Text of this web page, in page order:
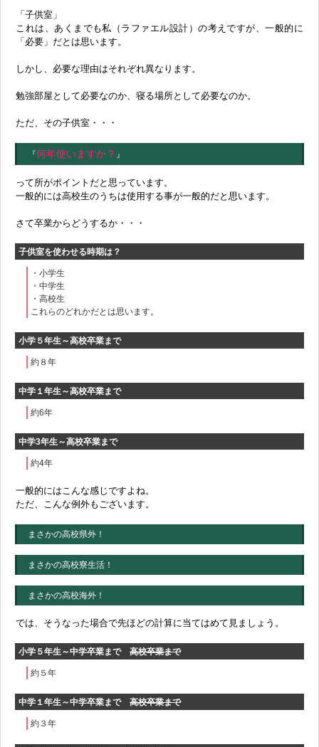
「子供室」
これは、あくまでも私（ラファエル設計）の考えですが、一般的に
「必要」だとは思います。
しかし、必要な理由はそれぞれ異なります。
勉強部屋として必要なのか、寝る場所として必要なのか。
ただ、その子供室・・・
『何年使いますか？ 』
って所がポイントだと思っています。
一般的には高校生のうちは使用する事が一般的だと思います。
さて卒業からどうするか・・・
子供室を使わせる時期は？
・小学生
・中学生
・高校生
これらのどれかだとは思います。
小学５年生～高校卒業まで
約８年
中学１年生～高校卒業まで
約6年
中学3年生～高校卒業まで
約4年
一般的にはこんな感じですよね。
ただ、こんな例外もございます。
まさかの高校県外！
まさかの高校寮生活！
まさかの高校海外！
では、そうなった場合で先ほどの計算に当てはめて見ましょう。
小学５年生～中学卒業まで 高校卒業まで
約５年
中学１年生～中学卒業まで 高校卒業まで
約３年